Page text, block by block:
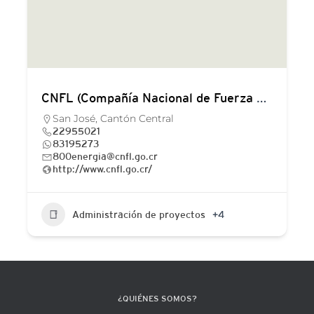
CNFL (Compañía Nacional de Fuerza y Luz)
San José, Cantón Central
22955021
83195273
800energia@cnfl.go.cr
http://www.cnfl.go.cr/
Administración de proyectos +4
¿QUIÉNES SOMOS?